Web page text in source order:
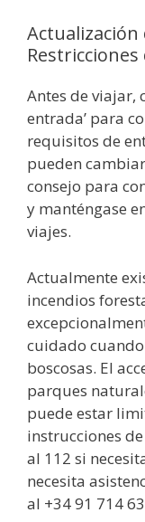
Actualización
Antes de viajar,
entrada’ para
requisitos de
pueden
consejo para
y manténgase
viajes.
Actualmente
incendios
cuidado
boscosas. El
parques
puede estar
instrucciones
al 112 si
necesita
al +34 91 714